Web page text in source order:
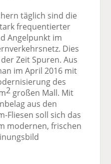
täglich sind die
frequentierter
Angelpunkt im
Dies
Zeit Spuren. Aus
im April 2016 mit
des
2 großen Mall. Mit
aus den
Fliesen soll sich das
modernen, frischen